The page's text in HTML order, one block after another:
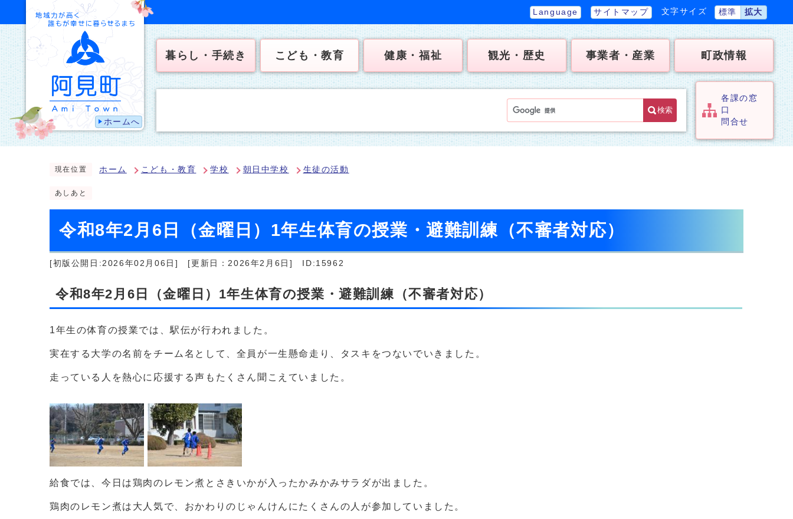
ホームへ
Language サイトマップ 文字サイズ 標準 拡大
暮らし・手続き こども・教育 健康・福祉 観光・歴史 事業者・産業 町政情報
検索
各課の窓
口
問合せ
現在位置 ホーム こども・教育 学校 朝日中学校 生徒の活動
あしあと
令和8年2月6日（金曜日）1年生体育の授業・避難訓練（不審者対応）
[初版公開日:2026年02月06日] [更新日：2026年2月6日] ID:15962
令和8年2月6日（金曜日）1年生体育の授業・避難訓練（不審者対応）
1年生の体育の授業では、駅伝が行われました。
実在する大学の名前をチーム名として、全員が一生懸命走り、タスキをつないでいきました。
走っている人を熱心に応援する声もたくさん聞こえていました。
給食では、今日は鶏肉のレモン煮とさきいかが入ったかみかみサラダが出ました。
鶏肉のレモン煮は大人気で、おかわりのじゃんけんにたくさんの人が参加していました。